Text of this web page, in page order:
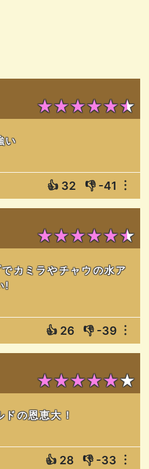
★★★★★★
い
👍 32 👎 -41 ︙
★★★★★★
カミラやチャウの水ア
!
👍 26 👎 -39 ︙
★★★★★★
の恩恵大！
👍 28 👎 -33 ︙